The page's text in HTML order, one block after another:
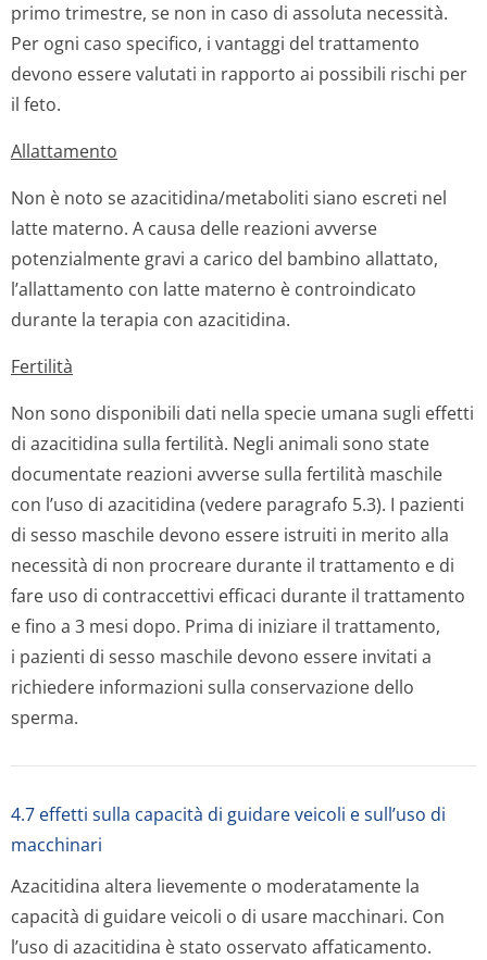
primo trimestre, se non in caso di assoluta necessità.
Per ogni caso specifico, i vantaggi del trattamento
devono essere valutati in rapporto ai possibili rischi per
il feto.
Allattamento
Non è noto se azacitidina/me­taboliti siano escreti nel
latte materno. A causa delle reazioni avverse
potenzialmente gravi a carico del bambino allattato,
l’allattamento con latte materno è controindicato
durante la terapia con azacitidina.
Fertilità
Non sono disponibili dati nella specie umana sugli effetti
di azacitidina sulla fertilità. Negli animali sono state
documentate reazioni avverse sulla fertilità maschile
con l’uso di azacitidina (vedere paragrafo 5.3). I pazienti
di sesso maschile devono essere istruiti in merito alla
necessità di non procreare durante il trattamento e di
fare uso di contraccettivi efficaci durante il trattamento
e fino a 3 mesi dopo. Prima di iniziare il trattamento,
i pazienti di sesso maschile devono essere invitati a
richiedere informazioni sulla conservazione dello
sperma.
4.7 effetti sulla capacità di guidare veicoli e sull’uso di
macchinari
Azacitidina altera lievemente o moderatamente la
capacità di guidare veicoli o di usare macchinari. Con
l’uso di azacitidina è stato osservato affaticamento.